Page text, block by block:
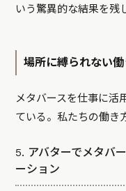
いう驚異的な結果を残
場所に縛られない
メタバースを仕事に活
ている。私たちの働き
5. アバターでメタバ
ーション